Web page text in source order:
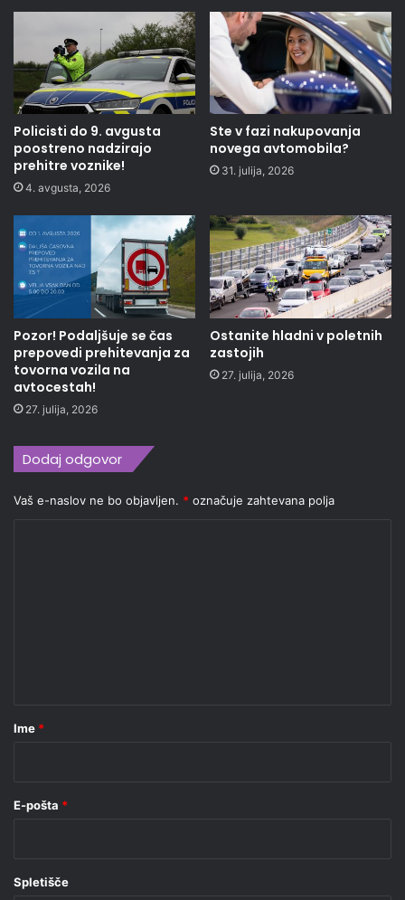
Policisti do 9. avgusta
poostreno nadzirajo
prehitre voznike!
4. avgusta, 2026
Ste v fazi nakupovanja
novega avtomobila?
31. julija, 2026
Pozor! Podaljšuje se čas
prepovedi prehitevanja za
tovorna vozila na
avtocestah!
27. julija, 2026
Ostanite hladni v poletnih
zastojih
27. julija, 2026
Dodaj odgovor
Vaš e-naslov ne bo objavljen. * označuje zahtevana polja
rIme *
E-pošta *
Spletišče